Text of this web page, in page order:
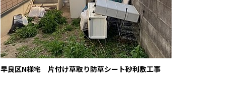
早良区N様宅 片付け草取り防草シート砂利敷工事